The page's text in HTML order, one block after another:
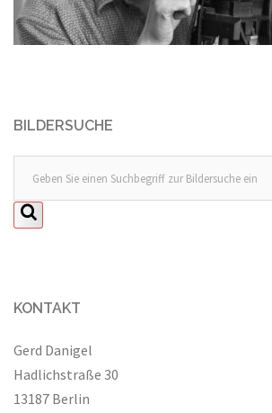
BILDERSUCHE
KONTAKT
Gerd Danigel
Hadlichstraße 30
13187 Berlin